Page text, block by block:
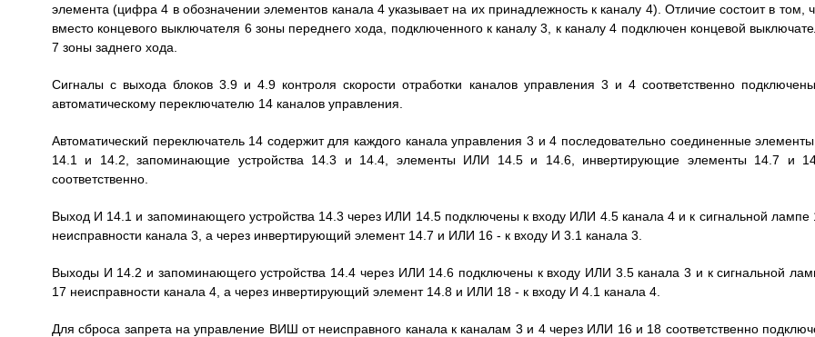
элемента (цифра 4 в обозначении элементов канала 4 указывает на их принадлежность к каналу 4). Отличие состоит в том,
вместо концевого выключателя 6 зоны переднего хода, подключенного к каналу 3, к каналу 4 подключен концевой
7 зоны заднего хода.
Сигналы с выхода блоков 3.9 и 4.9 контроля скорости отработки каналов управления 3 и 4 соответственно
автоматическому переключателю 14 каналов управления.
Автоматический переключатель 14 содержит для каждого канала управления 3 и 4 последовательно соединенные
14.1 и 14.2, запоминающие устройства 14.3 и 14.4, элементы ИЛИ 14.5 и 14.6, инвертирующие элементы 14.7 и
соответственно.
Выход И 14.1 и запоминающего устройства 14.3 через ИЛИ 14.5 подключены к входу ИЛИ 4.5 канала 4 и к сигнальной лампе
неисправности канала 3, а через инвертирующий элемент 14.7 и ИЛИ 16 - к входу И 3.1 канала 3.
Выходы И 14.2 и запоминающего устройства 14.4 через ИЛИ 14.6 подключены к входу ИЛИ 3.5 канала 3 и к сигнальной
17 неисправности канала 4, а через инвертирующий элемент 14.8 и ИЛИ 18 - к входу И 4.1 канала 4.
Для сброса запрета на управление ВИШ от неисправного канала к каналам 3 и 4 через ИЛИ 16 и 18 соответственно